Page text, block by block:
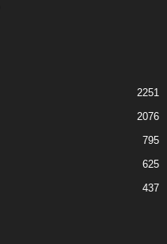
2251
2076
795
625
437